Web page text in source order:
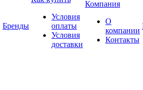
Бренды
Условия
оплаты
Условия
доставки
Компания
О
компании
Контакты